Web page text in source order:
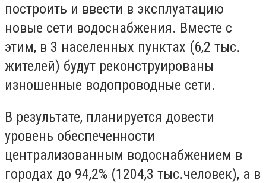
построить и ввести в эксплуатацию
новые сети водоснабжения. Вместе с
этим, в 3 населенных пунктах (6,2 тыс.
жителей) будут реконструированы
изношенные водопроводные сети.
В результате, планируется довести
уровень обеспеченности
централизованным водоснабжением в
городах до 94,2% (1204,3 тыс.человек), а в